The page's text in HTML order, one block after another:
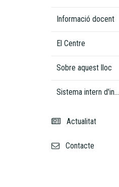
Informació docent
El Centre
Sobre aquest lloc
Sistema intern d'informació
Actualitat
Contacte